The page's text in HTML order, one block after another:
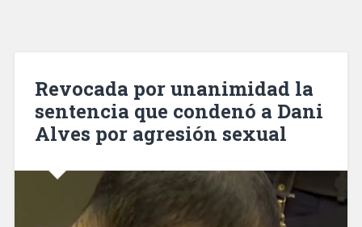
Revocada por unanimidad la
sentencia que condenó a Dani
Alves por agresión sexual